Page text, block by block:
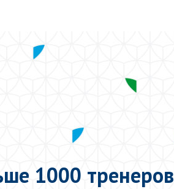
1000 тренеров